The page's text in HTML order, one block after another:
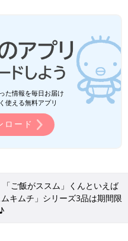
た情報を毎日お届け
使える無料アプリ
ロード
「ご飯がススム」くんといえば
キムチ」シリーズ3品は期間限